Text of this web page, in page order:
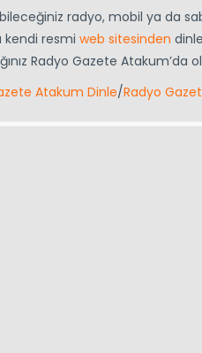
radyo, mobil ya da
kendi resmi web sitesinden
Radyo Gazete Atakum’da
Atakum Dinle/Radyo